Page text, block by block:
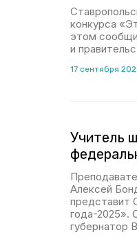
конкурса
этом
и
17 сентября
Учитель
Алексей
представит
года-2025».
губернатор